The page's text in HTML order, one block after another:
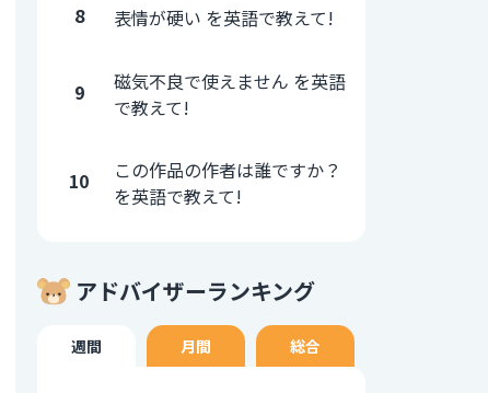
8 表情が硬い を英語で教えて!
9
磁気不良で使えません を英語
で教えて!
10
この作品の作者は誰ですか？
を英語で教えて!
アドバイザーランキング
週間 月間 総合